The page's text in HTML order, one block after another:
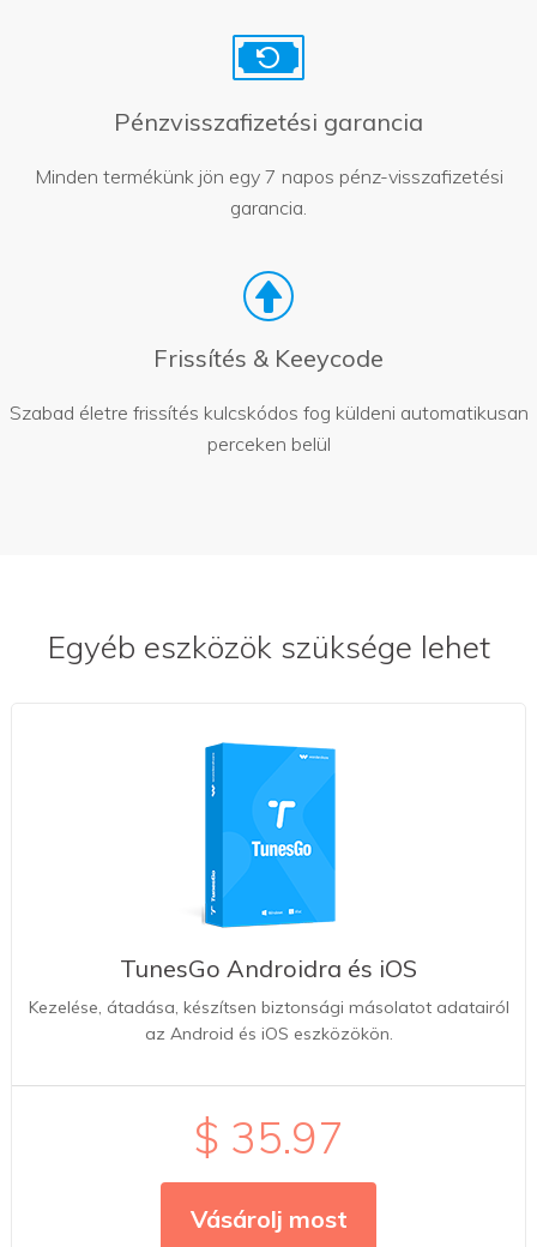
Pénzvisszafizetési garancia
Minden termékünk jön egy 7 napos pénz-visszafizetési
garancia.
Frissítés & Keeycode
Szabad életre frissítés kulcskódos fog küldeni automatikusan
perceken belül
Egyéb eszközök szüksége lehet
TunesGo Androidra és iOS
Kezelése, átadása, készítsen biztonsági másolatot adatairól
az Android és iOS eszközökön.
$ 35.97
Vásárolj most